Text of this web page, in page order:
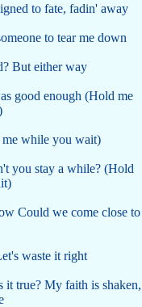
to fate, fadin' away
to tear me down
But either way
good enough (Hold me
while you wait)
you stay a while? (Hold
Could we come close to
waste it right
it true? My faith is shaken,